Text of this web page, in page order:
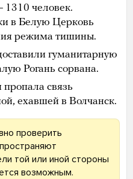
1310 человек.
в Белую Церковь
режима тишины.
гуманитарную
Рогань сорвана.
связь
ехавшей в Волчанск.
проверить
той или иной стороны
возможным.